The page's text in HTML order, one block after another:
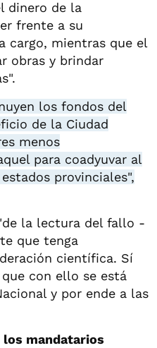
dinero de la
frente a su
cargo, mientras que el
obras y brindar
los fondos del
de la Ciudad
menos
para coadyuvar al
provinciales",
la lectura del fallo -
que tenga
científica. Sí
con ello se está
y por ende a las
los mandatarios